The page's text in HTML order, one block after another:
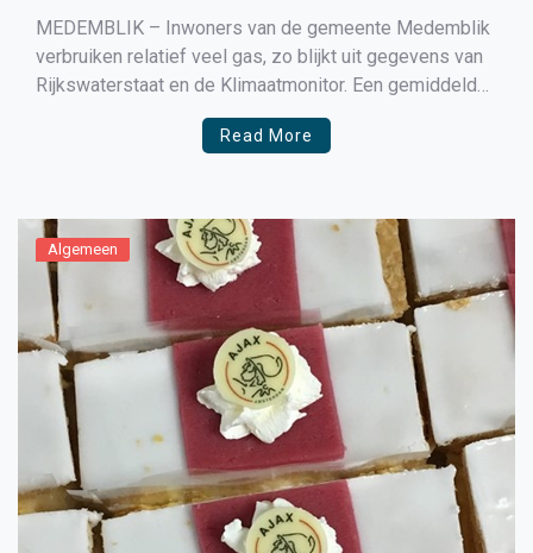
MEDEMBLIK – Inwoners van de gemeente Medemblik
verbruiken relatief veel gas, zo blijkt uit gegevens van
Rijkswaterstaat en de Klimaatmonitor. Een gemiddeld
huishouden in Medemblik maakte in 2017 maandelijks
ruim €127 over aan de energieleverancier. In 2019 loopt
Read More
Algemeen